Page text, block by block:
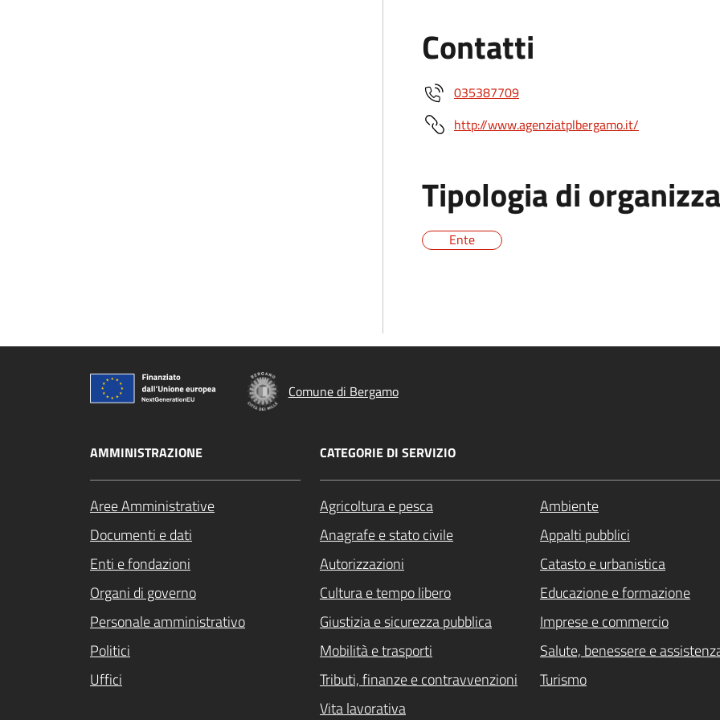
Contatti
035387709
http://www.agenziatplbergamo.it/
Tipologia di
Ente
Comune di Bergamo
AMMINISTRAZIONE
Aree Amministrative
Documenti e dati
Enti e fondazioni
Organi di governo
Personale amministrativo
Politici
Uffici
CATEGORIE DI SERVIZIO
Agricoltura e pesca
Ambiente
Anagrafe e stato civile
Appalti pubblici
Autorizzazioni
Catasto e urbanistica
Cultura e tempo libero
Educazione e formazione
Giustizia e sicurezza pubblica
Imprese e commercio
Mobilità e trasporti
Salute, benessere e
Tributi, finanze e contravvenzioni
Turismo
Vita lavorativa